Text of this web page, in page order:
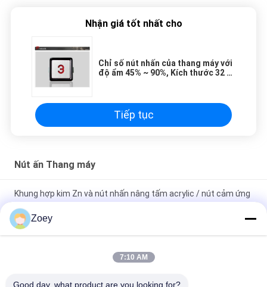
Nhận giá tốt nhất cho
Chỉ số nút nhấn của thang máy với
độ ẩm 45% ~ 90%, Kích thước 32 x
Tiếp tục
Nút ấn Thang máy
Khung hợp kim Zn và nút nhấn nâng tấm acrylic / nút cảm ứng
thang máy
Nút ấn thang máy tùy chỉnh Kích thước 40 * 40 Mm Kích thước
Zoey
7:10 AM
Good day, what product are you looking for?